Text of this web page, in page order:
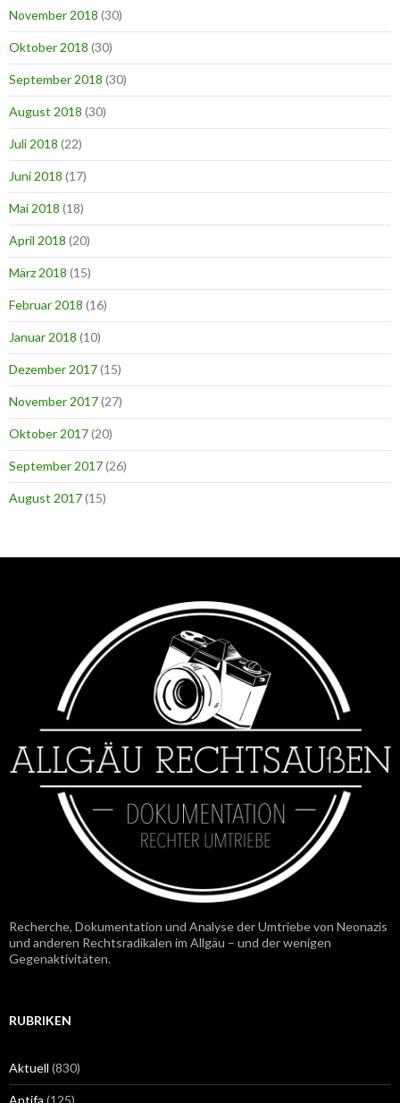
November 2018 (30)
Oktober 2018 (30)
September 2018 (30)
August 2018 (30)
Juli 2018 (22)
Juni 2018 (17)
Mai 2018 (18)
April 2018 (20)
März 2018 (15)
Februar 2018 (16)
Januar 2018 (10)
Dezember 2017(15)
November 2017(27)
Oktober 2017(20)
September 2017(26)
August 2017(15)
Recherche, Dokumentation und Analyse der Umtriebe von Neonazis
und anderen Rechtsradikalen im Allgäu – und der wenigen
Gegenaktivitäten.
RUBRIKEN
Aktuell (830)